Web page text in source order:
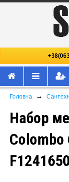
Головна →
Набор